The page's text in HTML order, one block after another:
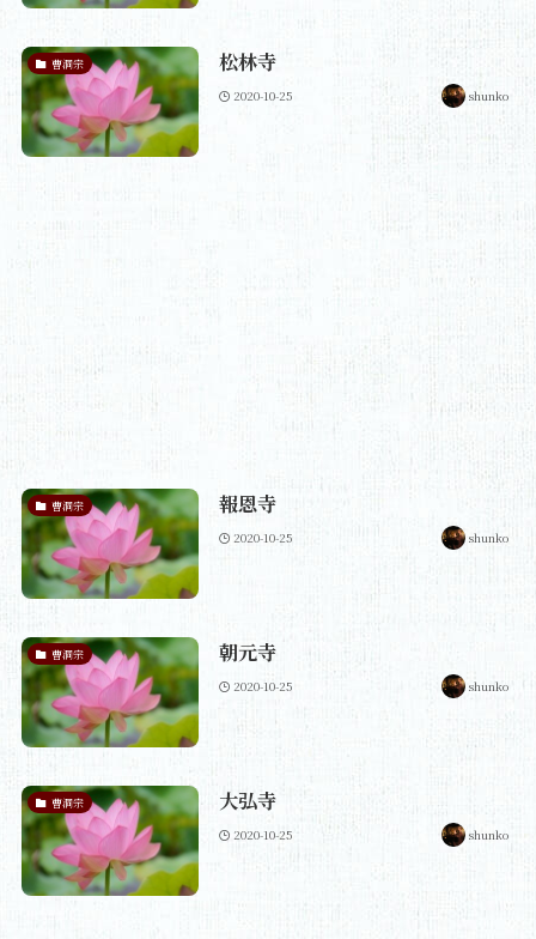
曹洞宗 松林寺
2020-10-25 shunko
曹洞宗 報恩寺
2020-10-25 shunko
曹洞宗 朝元寺
2020-10-25 shunko
曹洞宗 大弘寺
2020-10-25 shunko